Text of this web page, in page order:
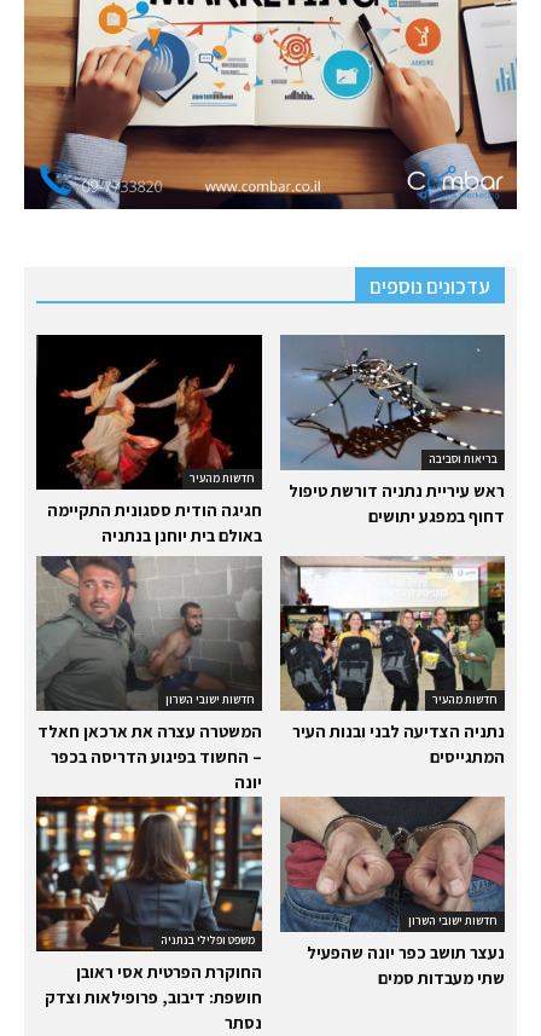
עדכונים נוספים
חדשות מהעיר
חגיגה הודית ססגונית התקיימה
באולם בית יוחנן בנתניה
בריאות וסביבה
ראש עיריית נתניה דורשת טיפול
דחוף במפגע יתושים
חדשות ישובי השרון
המשטרה עצרה את ארכאן חאלד
– החשוד בפיגוע הדריסה בכפר
יונה
חדשות מהעיר
נתניה הצדיעה לבני ובנות העיר
המתגייסים
משפט ופלילי בנתניה
החוקרת הפרטית אסי ראובן
חושפת: דיבוב, פרופילאות וצדק
נסתר
חדשות ישובי השרון
נעצר תושב כפר יונה שהפעיל
שתי מעבדות סמים